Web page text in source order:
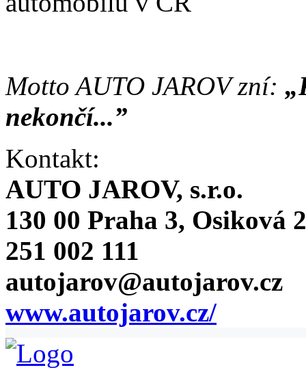
Motto AUTO JAROV zní:
nekončí...”
Kontakt:
AUTO JAROV, s.r.o.
130 00 Praha 3, Osiková 2
251 002 111
autojarov@autojarov.cz
www.autojarov.cz/